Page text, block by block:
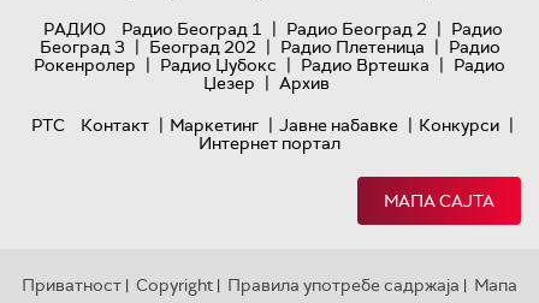
РАДИО
Радио Београд 1 | Радио Београд 2 | Радио
Београд 3 | Београд 202 | Радио Плетеница | Радио
Рокенролер | Радио Џубокс | Радио Вртешка | Радио
Џезер | Архив
РТС
Контакт | Маркетинг | Јавне набавке | Конкурси |
Интернет портал
МАПА САЈТА
Приватност | Copyright | Правила употребе садржаја | Мапа